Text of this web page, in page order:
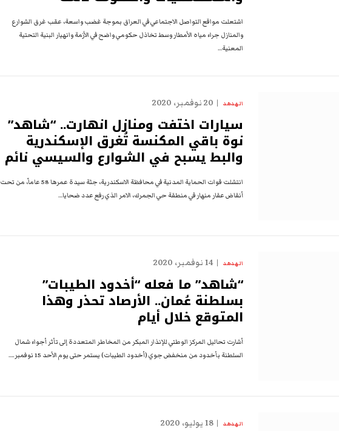
اشتعلت مواقع التواصل الاجتماعي في العراق بموجة غضب واسعة، عقب غرق الشوارع
والمنازل جراء مياه الأمطار وسط تخاذل حكومي واضح في الأزمة وانهيار البنية التحتية
المعنية…
الهدهد 20 نوفمبر، 2020
سيارات اختفت ومنازل انهارت.. “شاهد”
نوة باقي المكنسة تُغرق الإسكندرية
والبط يسبح في الشوارع والسيسي نائم
انتشلت قوات الحماية المدنية في محافظة الاسكندرية، جثة سيدة عمرها 58 عاماً، من تحت
أنقاض عقار منهار في منطقة حي الجمرك، الامر الذي رفع عدد ضحايا…
الهدهد 14 نوفمبر، 2020
“شاهد” ما فعله “أخدود الطيبات”
بسلطنة عُمان.. الأرصاد تحذر وهذا
المتوقع خلال أيام
أشارت تحاليل المركز الوطني للإنذار المبكر من المخاطر المتعددة إلى تأثر أجواء شمال
السلطنة بأخدود من منخفض جوي (أخدود الطيبات) يستمر حتى يوم الأحد 15 نوفمبر.…
الهدهد 18 يوليو، 2020